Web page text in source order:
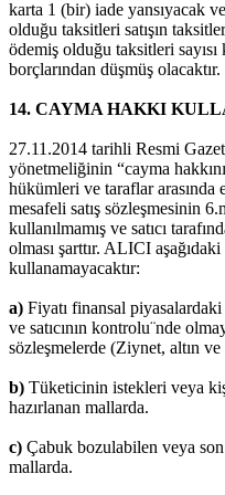
karta 1 (bir) iade yansıyacak
olduğu taksitleri satışın
ödemiş olduğu taksitleri
borçlarından düşmüş olacaktır.
14. CAYMA HAKKI
27.11.2014 tarihli Resmi
yönetmeliğinin “cayma
hükümleri ve taraflar
mesafeli satış sözleşmesinin
kullanılmamış ve satıcı
olması şarttır. ALICI
kullanamayacaktır:
a) Fiyatı finansal
ve satıcının kontrolu¨nde
sözleşmelerde (Ziynet, altın
b) Tüketicinin istekleri veya
hazırlanan mallarda.
c) Çabuk bozulabilen veya
mallarda.